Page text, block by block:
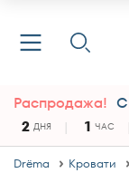
Распродажа!
2 ДНЯ 1 ЧАС
Drёma Кровати